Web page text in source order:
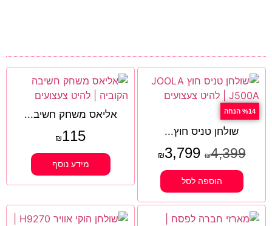
%14 הנחה
שולחן טניס חוץ...
₪4,399
₪3,799
הוספה לסל
אליאס משחק חשיב...
₪115
מידע נוסף